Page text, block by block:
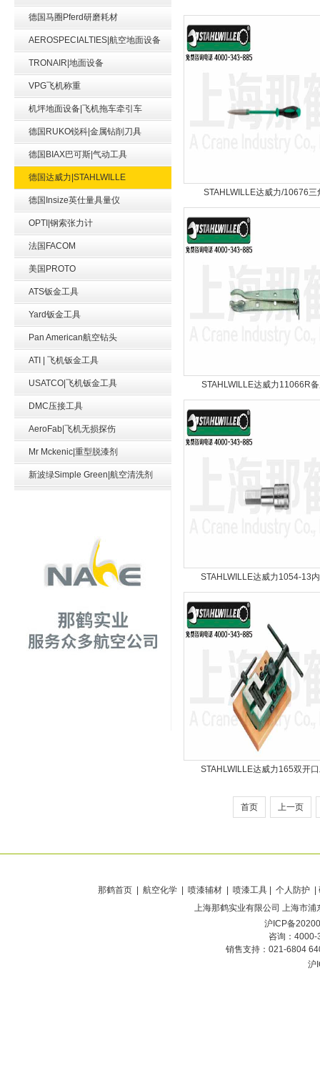
德国马圈Pferd研磨耗材
AEROSPECIALTIES|航空地面设备
TRONAIR|地面设备
VPG飞机称重
机坪地面设备|飞机拖车牵引车
德国RUKO锐科|金属钻削刀具
德国BIAX巴可斯|气动工具
德国达威力|STAHLWILLE
德国Insize英仕量具量仪
OPTI|钢索张力计
法国FACOM
美国PROTO
ATS钣金工具
Yard钣金工具
Pan American航空钻头
ATI | 飞机钣金工具
USATCO|飞机钣金工具
DMC压接工具
AeroFab|飞机无损探伤
Mr Mckenic|重型脱漆剂
新波绿Simple Green|航空清洗剂
STAHLWILLE达威力/10676三
STAHLWILLE达威力11066R
STAHLWILLE达威力1054-13
STAHLWILLE达威力165双开
首页 上一页
那鹤首页
| 航空化学 | 喷漆辅材 | 喷漆工具 | 个人防
上海那鹤实业有限公司 上海市浦
沪ICP备
咨询：
销售支持：021-6804
沪